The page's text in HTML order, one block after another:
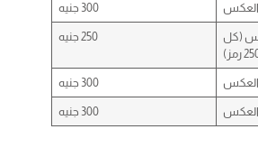
العكس 300 جنيه
(كل
250 جنيه
300 جنيه
300 جنيه